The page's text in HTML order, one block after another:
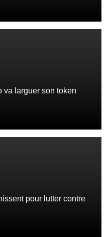
va larguer son token
pour lutter contre